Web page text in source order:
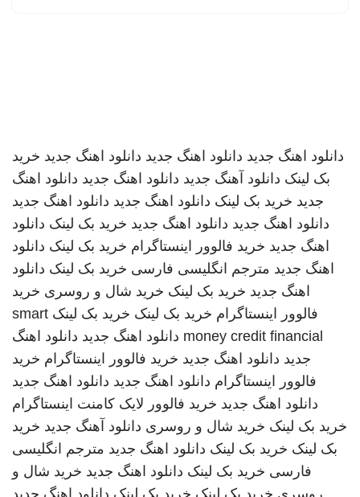
دانلود اهنگ جدید دانلود اهنگ جدید دانلود اهنگ جدید خرید
بک لینک دانلود آهنگ جدید دانلود اهنگ جدید دانلود اهنگ
جدید خرید بک لینک دانلود اهنگ جدید دانلود اهنگ جدید
دانلود اهنگ جدید دانلود اهنگ جدید خرید بک لینک دانلود
اهنگ جدید خرید فالوور اینستاگرام خرید بک لینک دانلود
اهنگ جدید مترجم انگلیسی فارسی خرید بک لینک دانلود
اهنگ جدید خرید بک لینک خرید شال و روسری خرید
فالوور اینستاگرام خرید بک لینک خرید بک لینک smart
money credit financial دانلود اهنگ جدید دانلود اهنگ
جدید دانلود اهنگ جدید خرید فالوور اینستاگرام خرید
فالوور اینستاگرام دانلود اهنگ جدید دانلود اهنگ جدید
دانلود اهنگ جدید خرید فالوور لایک کامنت اینستاگرام
خرید بک لینک خرید شال و روسری دانلود آهنگ جدید خرید
بک لینک خرید بک لینک دانلود اهنگ جدید مترجم انگلیسی
فارسی خرید بک لینک دانلود اهنگ جدید خرید شال و